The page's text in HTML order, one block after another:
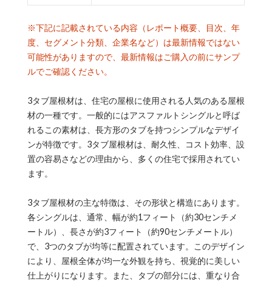
※下記に記載されている内容（レポート概要、目次、年
度、セグメント分類、企業名など）は最新情報ではない
可能性がありますので、最新情報はご購入の前にサンプ
ルでご確認ください。
3タブ屋根材は、住宅の屋根に使用される人気のある屋根
材の一種です。一般的にはアスファルトシングルと呼ば
れるこの素材は、長方形のタブを持つシンプルなデザイ
ンが特徴です。3タブ屋根材は、耐久性、コスト効率、設
置の容易さなどの理由から、多くの住宅で採用されてい
ます。
3タブ屋根材の主な特徴は、その形状と構造にあります。
各シングルは、通常、幅が約1フィート（約30センチメ
ートル）、長さが約3フィート（約90センチメートル）
で、3つのタブが均等に配置されています。このデザイン
により、屋根全体が均一な外観を持ち、視覚的に美しい
仕上がりになります。また、タブの部分には、重なり合